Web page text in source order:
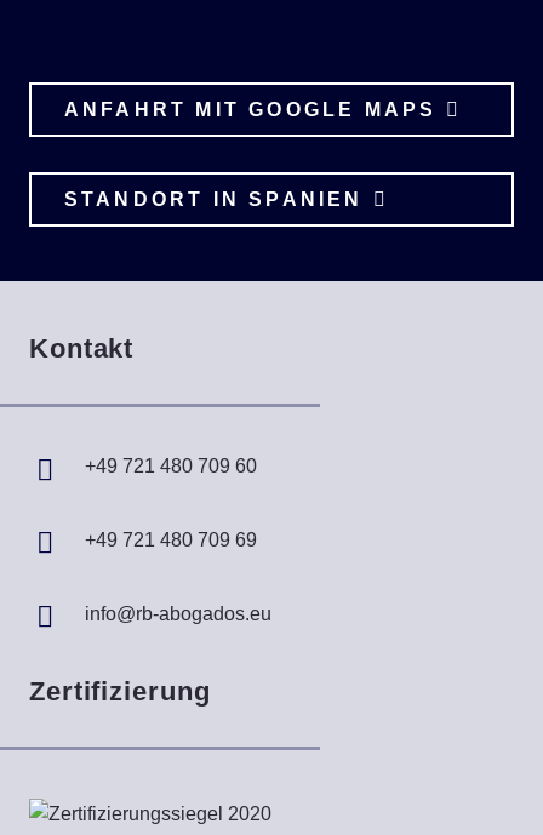
ANFAHRT MIT GOOGLE MAPS
STANDORT IN SPANIEN
Kontakt
+49 721 480 709 60
+49 721 480 709 69
info@rb-abogados.eu
Zertifizierung